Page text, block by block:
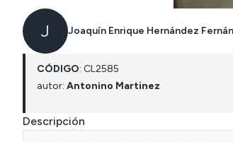
J Joaquín Enrique Hernández
CÓDIGO: CL2585
autor: Antonino Martinez
Descripción